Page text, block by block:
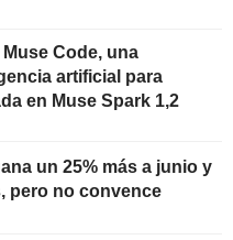
Code, una
artificial para
en Muse Spark 1,2
un 25% más a junio y
pero no convence